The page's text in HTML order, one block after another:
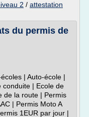
2 / attestation
du permis de
| Auto-école |
conduite | Ecole de
de la route | Permis
| Permis Moto A
1EUR par jour |